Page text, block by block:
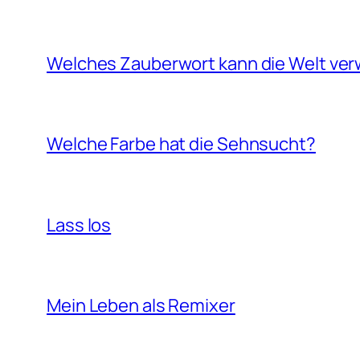
Welches Zauberwort kann die Welt
Welche Farbe hat die Sehnsucht?
Lass los
Mein Leben als Remixer